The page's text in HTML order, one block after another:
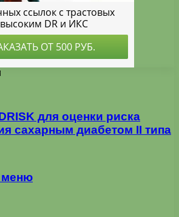
для оценки риска
сахарным диабетом II типа
меню